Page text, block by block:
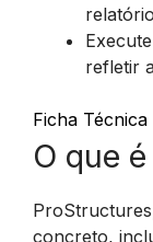
refletir
Ficha Técnica
O que
concreto,